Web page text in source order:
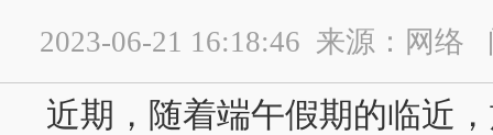
2023-06-21 16:18:46 来源：网
近期，随着端午假期的临近